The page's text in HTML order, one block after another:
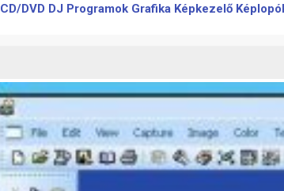
CD/DVD DJ Programok Grafika Képkezelő